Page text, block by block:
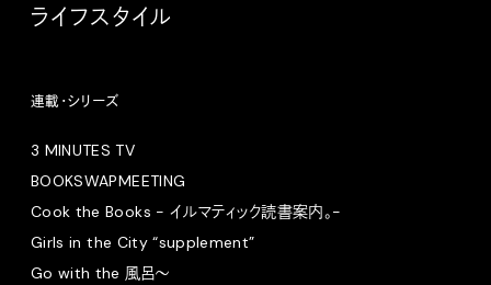
ライフスタイル
連載・シリーズ
3 MINUTES TV
BOOKSWAPMEETING
Cook the Books - イルマティック読書案内。-
Girls in the City “supplement”
Go with the 風呂〜